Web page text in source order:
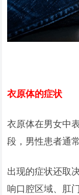
衣原体的症状
衣原体在男女中
段，男性患者通
出现的症状还取
响口腔区域、肛